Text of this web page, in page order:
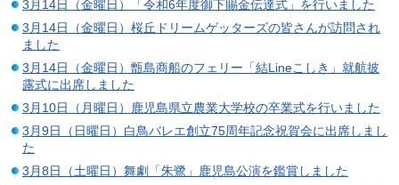
3月14日（金曜日）「令和6年度御下賜金伝達式」を行いました
3月14日（金曜日）桜丘ドリームゲッターズの皆さんが訪問され
ました
3月14日（金曜日）甑島商船のフェリー「結Lineこしき」就航披
露式に出席しました
3月10日（月曜日）鹿児島県立農業大学校の卒業式を行いました
3月9日（日曜日）白鳥バレエ創立75周年記念祝賀会に出席しまし
た
3月8日（土曜日）舞劇「朱鷺」鹿児島公演を鑑賞しました